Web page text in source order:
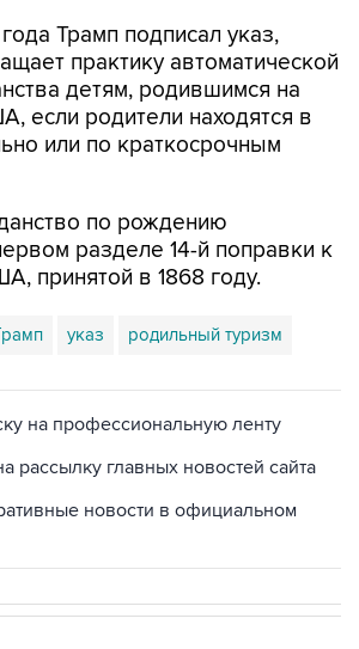
Трамп подписал указ,
практику автоматической
детям, родившимся на
если родители находятся в
или по краткосрочным
по рождению
разделе 14-й поправки к
принятой в 1868 году.
указ родильный туризм
на профессиональную ленту
рассылку главных новостей сайта
новости в официальном